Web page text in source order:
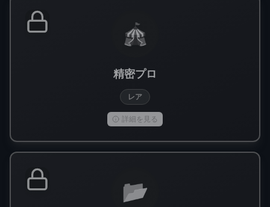
🎪
精密プロ
レア
詳細を見る
📂